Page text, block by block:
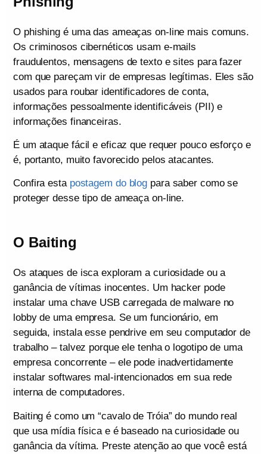
O phishing é uma das ameaças on-line mais comuns.
Os criminosos cibernéticos usam e-mails
fraudulentos, mensagens de texto e sites para fazer
com que pareçam vir de empresas legítimas. Eles são
usados para roubar identificadores de conta,
informações pessoalmente identificáveis (PII) e
informações financeiras.
É um ataque fácil e eficaz que requer pouco esforço e
é, portanto, muito favorecido pelos atacantes.
Confira esta postagem do blog para saber como se
proteger desse tipo de ameaça on-line.
O Baiting
Os ataques de isca exploram a curiosidade ou a
ganância de vítimas inocentes. Um hacker pode
instalar uma chave USB carregada de malware no
lobby de uma empresa. Se um funcionário, em
seguida, instala esse pendrive em seu computador de
trabalho – talvez porque ele tenha o logotipo de uma
empresa concorrente – ele pode inadvertidamente
instalar softwares mal-intencionados em sua rede
interna de computadores.
Baiting é como um “cavalo de Tróia” do mundo real
que usa mídia física e é baseado na curiosidade ou
ganância da vítima. Preste atenção ao que você está